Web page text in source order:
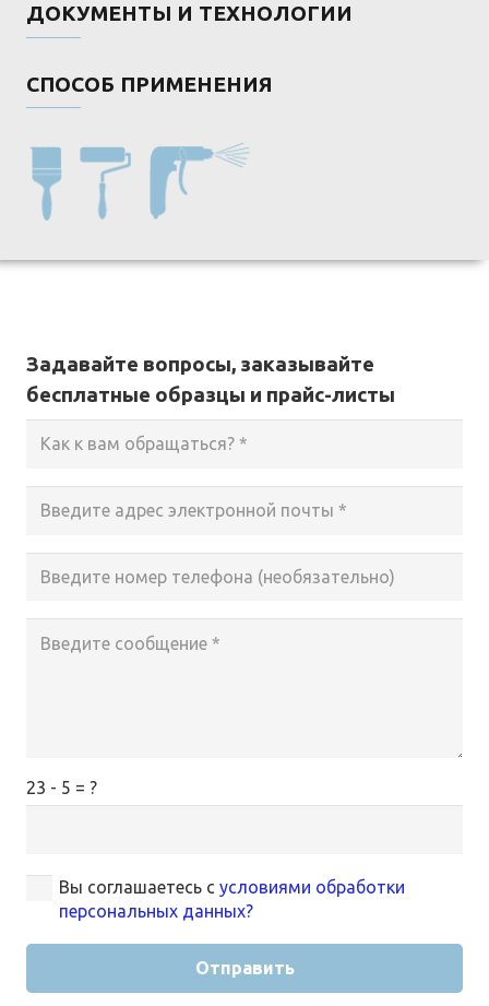
ДОКУМЕНТЫ И ТЕХНОЛОГИИ
СПОСОБ ПРИМЕНЕНИЯ
Задавайте вопросы, заказывайте
бесплатные образцы и прайс-листы
23 - 5 = ?
Вы соглашаетесь сусловиями обработки
персональных данных?
Отправить